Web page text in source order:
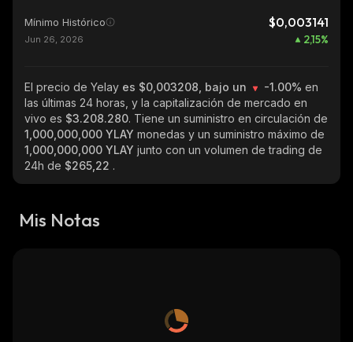
Mínimo Histórico $0,003141
Jun 26, 2026 2,15%
El precio de Yelay es $0,003208, bajo un -1.00% en
las últimas 24 horas, y la capitalización de mercado en
vivo es $3.208.280. Tiene un suministro en circulación de
1,000,000,000 YLAY monedas y un suministro máximo de
1,000,000,000 YLAY junto con un volumen de trading de
24h de $265,22 .
Mis Notas